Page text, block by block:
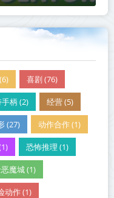
喜剧 (76)
柄 (2) 经营 (5)
(27) 动作合作 (1)
恐怖推理 (1)
魔城 (1)
动作 (1)